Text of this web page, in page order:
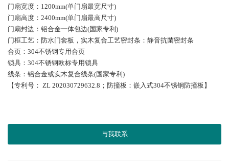
门扇宽度：1200mm(单门扇最宽尺寸)
门扇高度：2400mm(单门扇最高尺寸)
门扇封边：铝合金一体包边(国家专利)
门框工艺：防水门套板，实木复合工艺密封条：静音抗菌密封条
合页：304不锈钢专用合页
锁具：304不锈钢欧标专用锁具
线条：铝合金或实木复合线条(国家专利)
【专利号： ZL 202030729632.8；防撞板：嵌入式304不锈钢防撞板】
与我联系